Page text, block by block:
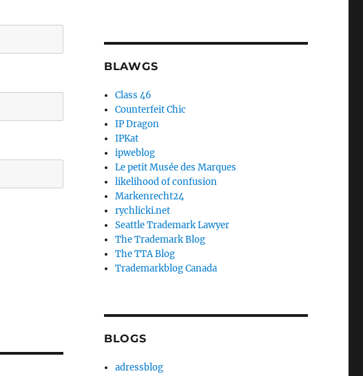
BLAWGS
Class 46
Counterfeit Chic
IP Dragon
IPKat
ipweblog
Le petit Musée des Marques
likelihood of confusion
Markenrecht24
rychlicki.net
Seattle Trademark Lawyer
The Trademark Blog
The TTA Blog
Trademarkblog Canada
BLOGS
adressblog